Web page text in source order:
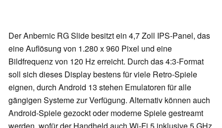
Der Anbernic RG Slide besitzt ein 4,7 Zoll IPS-Panel, das
eine Auflösung von 1.280 x 960 Pixel und eine
Bildfrequenz von 120 Hz erreicht. Durch das 4:3-Format
soll sich dieses Display bestens für viele Retro-Spiele
eignen, durch Android 13 stehen Emulatoren für alle
gängigen Systeme zur Verfügung. Alternativ können auch
Android-Spiele gezockt oder moderne Spiele gestreamt
werden, wofür der Handheld auch Wi-Fi 5 inklusive 5 GHz